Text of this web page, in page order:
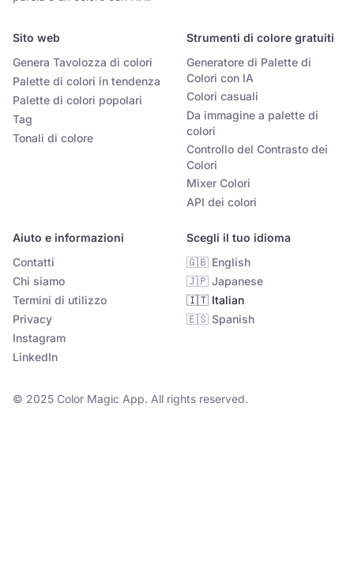
Sito web
Genera Tavolozza di colori
Palette di colori in tendenza
Palette di colori popolari
Tag
Tonali di colore
Strumenti di colore gratuiti
Generatore di Palette di
Colori con IA
Colori casuali
Da immagine a palette di
colori
Controllo del Contrasto dei
Colori
Mixer Colori
API dei colori
Aiuto e informazioni
Contatti
Chi siamo
Termini di utilizzo
Privacy
Instagram
LinkedIn
Scegli il tuo idioma
🇬🇧 English
🇯🇵 Japanese
🇮🇹 Italian
🇪🇸 Spanish
© 2025 Color Magic App. All rights reserved.